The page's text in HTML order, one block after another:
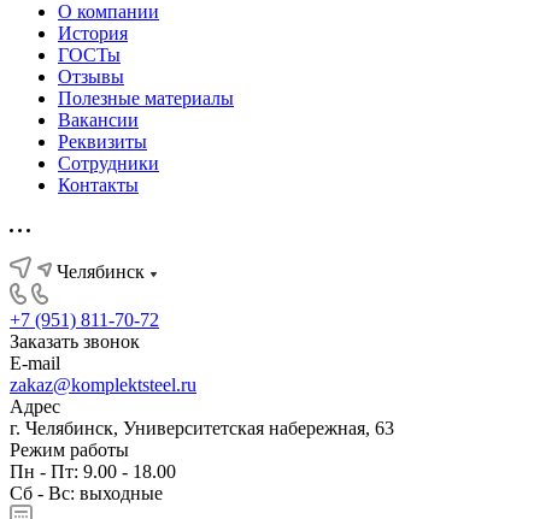
О компании
История
ГОСТы
Отзывы
Полезные материалы
Вакансии
Реквизиты
Сотрудники
Контакты
Челябинск
+7 (951) 811-70-72
Заказать звонок
E-mail
zakaz@komplektsteel.ru
Адрес
г. Челябинск, Университетская набережная, 63
Режим работы
Пн - Пт: 9.00 - 18.00
Сб - Вс: выходные